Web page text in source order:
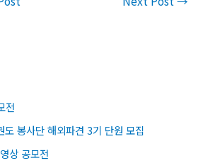
전
봉사단 해외파견 3기 단원 모집
상 공모전